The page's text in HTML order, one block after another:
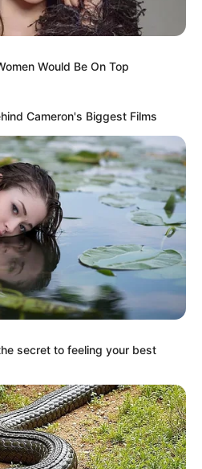
Ελλάδα έχει πολύ πετρέλαιο
Η omertà της Covid
Would Be On Top
Cameron's Biggest Films
secret to feeling your best